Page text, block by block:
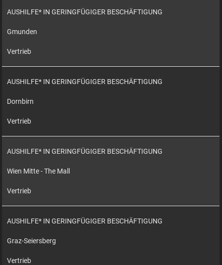
AUSHILFE* IN GERINGFÜGIGER BESCHÄFTIGUNG
Gmunden
Vertrieb
AUSHILFE* IN GERINGFÜGIGER BESCHÄFTIGUNG
Dornbirn
Vertrieb
AUSHILFE* IN GERINGFÜGIGER BESCHÄFTIGUNG
Wien Mitte - The Mall
Vertrieb
AUSHILFE* IN GERINGFÜGIGER BESCHÄFTIGUNG
Graz-Seiersberg
Vertrieb